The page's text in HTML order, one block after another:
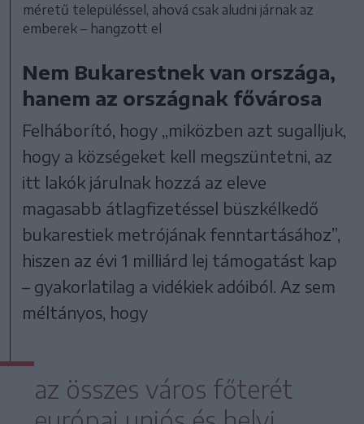
méretű településsel, ahová csak aludni járnak az
emberek – hangzott el
Nem Bukarestnek van országa,
hanem az országnak fővárosa
Felháborító, hogy „miközben azt sugalljuk,
hogy a községeket kell megszüntetni, az
itt lakók járulnak hozzá az eleve
magasabb átlagfizetéssel büszkélkedő
bukarestiek metrójának fenntartásához”,
hiszen az évi 1 milliárd lej támogatást kap
– gyakorlatilag a vidékiek adóiból. Az sem
méltányos, hogy
az összes város főterét